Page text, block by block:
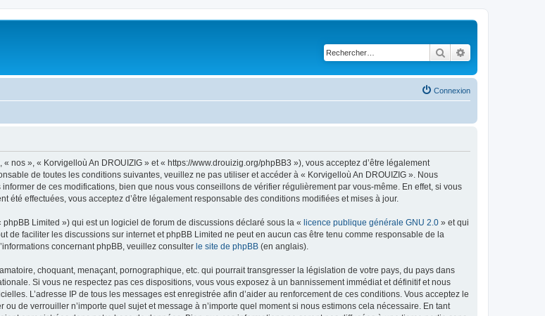
Rechercher
Connexion
nos », « Korvigelloù An DROUIZIG » et « https://www.drouizig.org/phpBB3 »), vous acceptez d’être légalement
de toutes les conditions suivantes, veuillez ne pas utiliser et accéder à « Korvigelloù An DROUIZIG ». Nous
de ces modifications, bien que nous vous conseillons de vérifier régulièrement par vous-même. En effet, si vous
effectuées, vous acceptez d’être légalement responsable des conditions modifiées et mises à jour.
Limited ») qui est un logiciel de forum de discussions déclaré sous la « licence publique générale GNU 2.0 » et qui
de faciliter les discussions sur internet et phpBB Limited ne peut en aucun cas être tenu comme responsable de la
concernant phpBB, veuillez consulter le site de phpBB (en anglais).
choquant, menaçant, pornographique, etc. qui pourrait transgresser la législation de votre pays, du pays dans
Si vous ne respectez pas ces dispositions, vous vous exposez à un bannissement immédiat et définitif et nous
L’adresse IP de tous les messages est enregistrée afin d’aider au renforcement de ces conditions. Vous acceptez le
de verrouiller n’importe quel sujet et message à n’importe quel moment si nous estimons cela nécessaire. En tant